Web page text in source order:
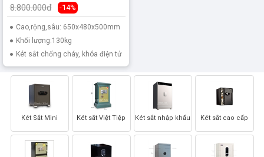
8.800.000đ -14%
Cao,rộng,sâu: 650x480x500mm
Khối lượng:130kg
Két sắt chống cháy, khóa điện tử
Két Sắt Mini Két sắt Việt Tiệp Két sắt nhập khẩu Két sắt cao cấp